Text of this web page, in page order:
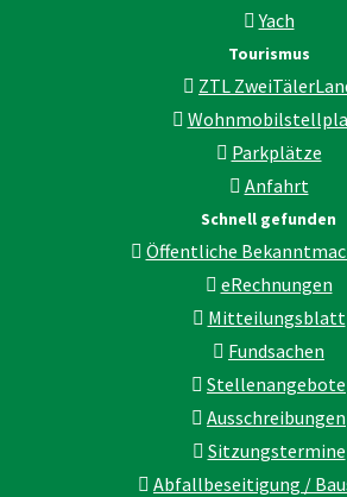
Yach
Tourismus
ZTL
Parkplätze
Anfahrt
Schnell gefunden
Öffentliche
eRechnungen
Mitteilungsblatt
Fundsachen
Stellenangebote
Ausschreibungen
Sitzungstermine
Abfallbeseitigung /